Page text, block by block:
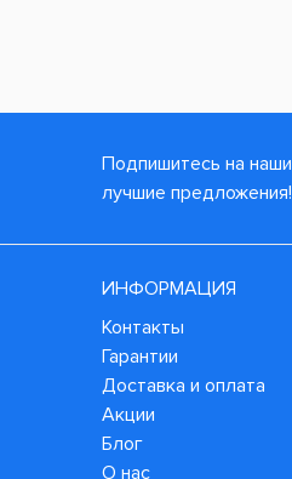
Подпишитесь на наши
лучшие предложения!
ИНФОРМАЦИЯ
Контакты
Гарантии
Доставка и оплата
Акции
Блог
О нас